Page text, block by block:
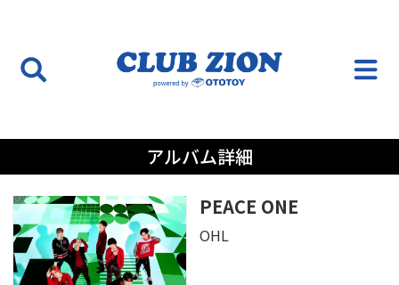
アルバム詳細
PEACE ONE
OHL